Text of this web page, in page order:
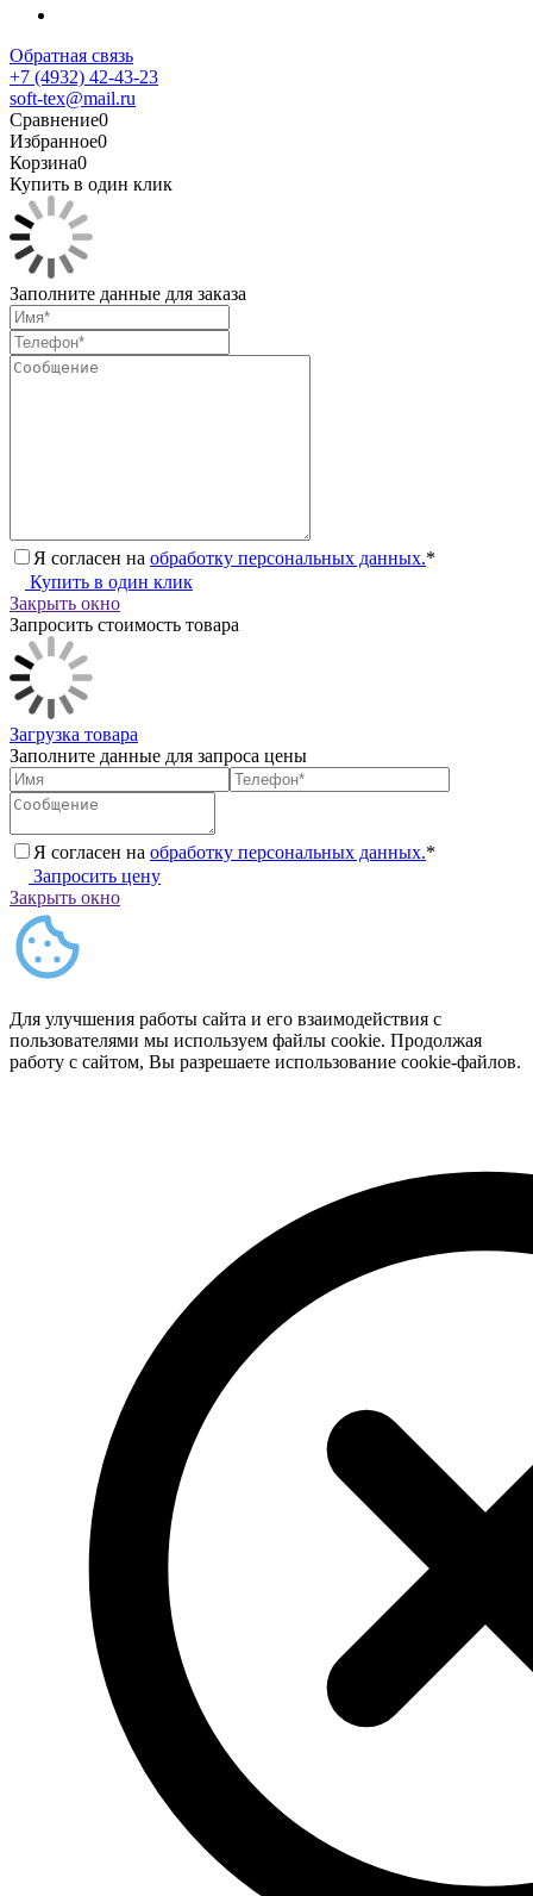
Обратная связь
+7 (4932) 42-43-23
soft-tex@mail.ru
Сравнение0
Избранное0
Корзина0
Купить в один клик
Заполните данные для заказа
Я согласен на обработку персональных данных.*
Купить в один клик
Закрыть окно
Запросить стоимость товара
Загрузка товара
Заполните данные для запроса цены
Я согласен на обработку персональных данных.*
Запросить цену
Закрыть окно
Для улучшения работы сайта и его взаимодействия с
пользователями мы используем файлы cookie. Продолжая
работу с сайтом, Вы разрешаете использование cookie-файлов.